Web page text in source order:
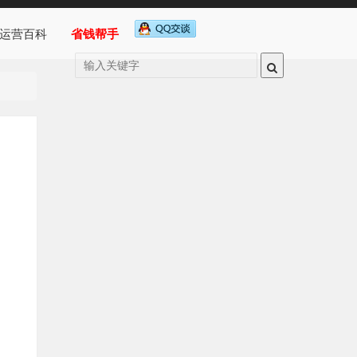
运营百科 省钱帮手